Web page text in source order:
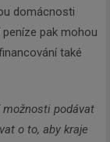
domácnosti
pak mohou
také
možnosti podávat
o to, aby kraje